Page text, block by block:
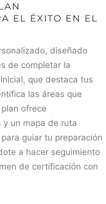
EL ÉXITO EN EL
diseñado
de completar la
que destaca tus
las áreas que
ofrece
y un mapa de ruta
guiar tu preparación
a hacer seguimiento
de certificación con